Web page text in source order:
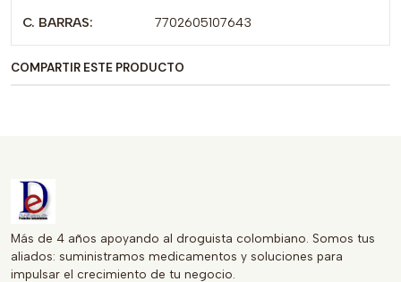
👨‍⚕️Medicamento.
Utilice según las indicaciones del
💊 No exceda la dosis recomendada.
de los niños.
C. BARRAS: 7702605107643
COMPARTIR ESTE PRODUCTO
Más de 4 años apoyando al droguista colombiano. Somos tus
aliados: suministramos medicamentos y soluciones para
impulsar el crecimiento de tu negocio.